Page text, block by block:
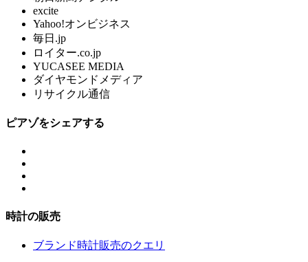
excite
Yahoo!オンビジネス
毎日.jp
ロイター.co.jp
YUCASEE MEDIA
ダイヤモンドメディア
リサイクル通信
ピアゾをシェアする
時計の販売
ブランド時計販売のクエリ